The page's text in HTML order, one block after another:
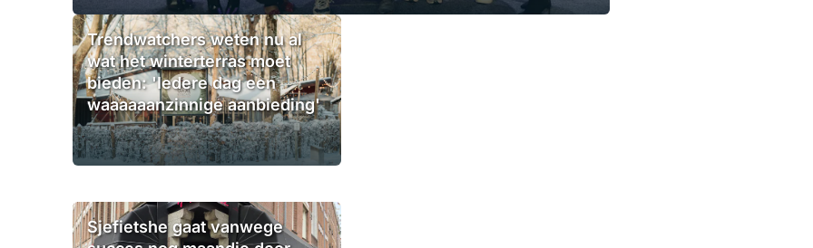
Trendwatchers weten nu al
wat het winterterras moet
bieden: 'Iedere dag een
waaaaaanzinnige aanbieding'
Sjefietshe gaat vanwege